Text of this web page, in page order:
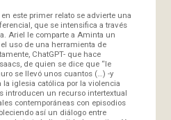
primer relato se advierte una
que se intensifica a través
Ariel le comparte a Aminta un
uso de una herramienta de
ChatGPT- que hace
de quien se dice que “le
se llevó unos cuantos (…) -y
la iglesia católica por la violencia
introducen un recurso intertextual
contemporáneas con episodios
así un diálogo entre